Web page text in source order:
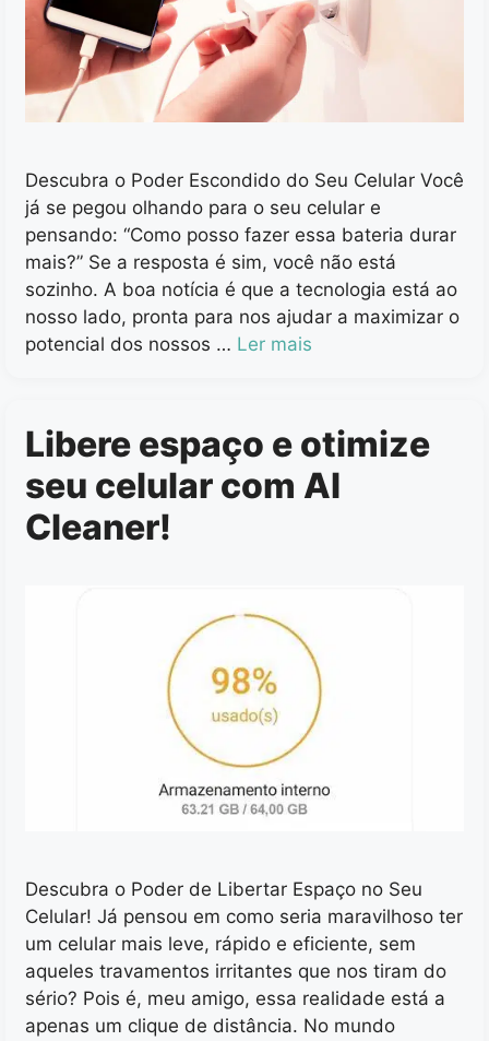
Descubra o Poder Escondido do Seu Celular Você
já se pegou olhando para o seu celular e
pensando: “Como posso fazer essa bateria durar
mais?” Se a resposta é sim, você não está
sozinho. A boa notícia é que a tecnologia está ao
nosso lado, pronta para nos ajudar a maximizar o
potencial dos nossos … Ler mais
Libere espaço e otimize
seu celular com AI
Cleaner!
Descubra o Poder de Libertar Espaço no Seu
Celular! Já pensou em como seria maravilhoso ter
um celular mais leve, rápido e eficiente, sem
aqueles travamentos irritantes que nos tiram do
sério? Pois é, meu amigo, essa realidade está a
apenas um clique de distância. No mundo